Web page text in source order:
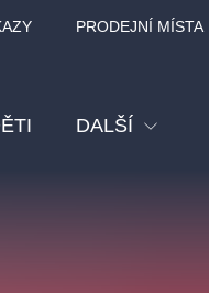
PRODEJNÍ MÍSTA
DALŠÍ